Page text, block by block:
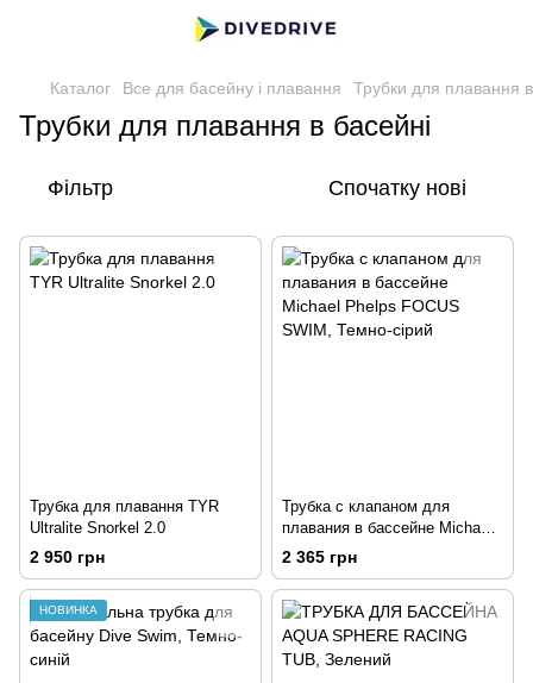
Каталог Все для басейну і плавання Трубки для плавання
Трубки для плавання в басейні
Фільтр Спочатку нові
Трубка для плавання TYR
Ultralite Snorkel 2.0
2 950 грн
Трубка с клапаном для
плавания в бассейне Michael
Phelps FOCUS SWIM, Темно-
2 365 грн
НОВИНКА